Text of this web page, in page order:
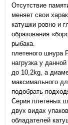
Отсутствие
меняет свои
катушки ровно и
образования
плетеного шнура
нагрузка у
до 10,2kg, а
максимального
подобрать
Серия плетеных
двух видах
обладателей